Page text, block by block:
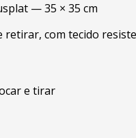
— 35 × 35 cm
retirar, com tecido
e tirar